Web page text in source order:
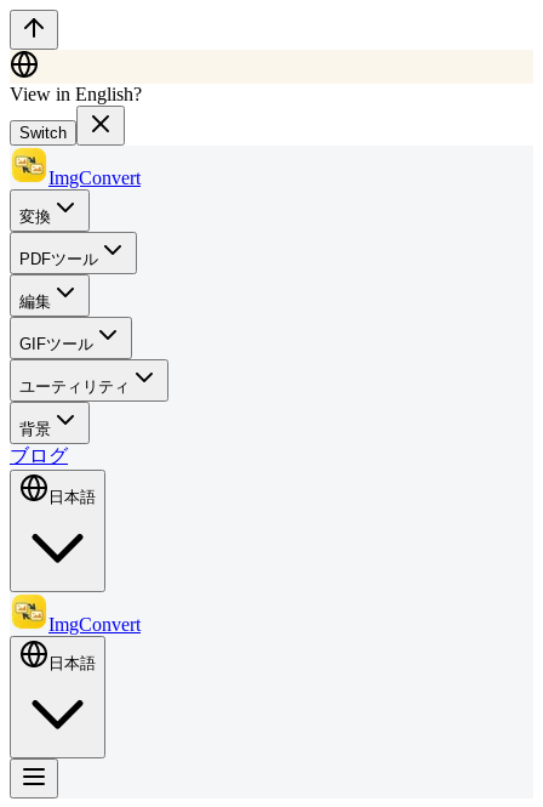
View in English?
Switch
ImgConvert
変換
PDFツール
編集
GIFツール
ユーティリティ
背景
ブログ
日本語
ImgConvert
日本語